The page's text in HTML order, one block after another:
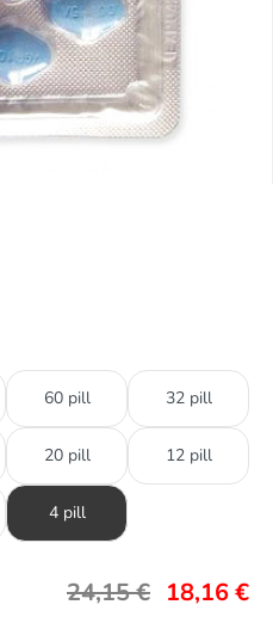
60 pill 32 pill
20 pill 12 pill
4 pill
24,15€ 18,16€